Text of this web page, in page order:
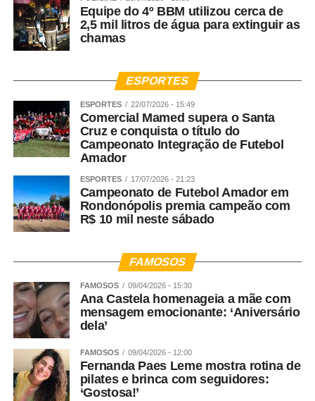
WhatsApp
Facebook
Twitter
Messenger
LinkedIn
Share
Equipe do 4º BBM utilizou cerca de
2,5 mil litros de água para extinguir as
chamas
ESPORTES
ESPORTES 22/07/2026 - 15:49
Comercial Mamed supera o Santa
Cruz e conquista o título do
Campeonato Integração de Futebol
Amador
ESPORTES 17/07/2026 - 21:23
Campeonato de Futebol Amador em
Rondonópolis premia campeão com
R$ 10 mil neste sábado
FAMOSOS
FAMOSOS 09/04/2026 - 15:30
Ana Castela homenageia a mãe com
mensagem emocionante: ‘Aniversário
dela’
FAMOSOS 09/04/2026 - 12:00
Fernanda Paes Leme mostra rotina de
pilates e brinca com seguidores:
‘Gostosa!’